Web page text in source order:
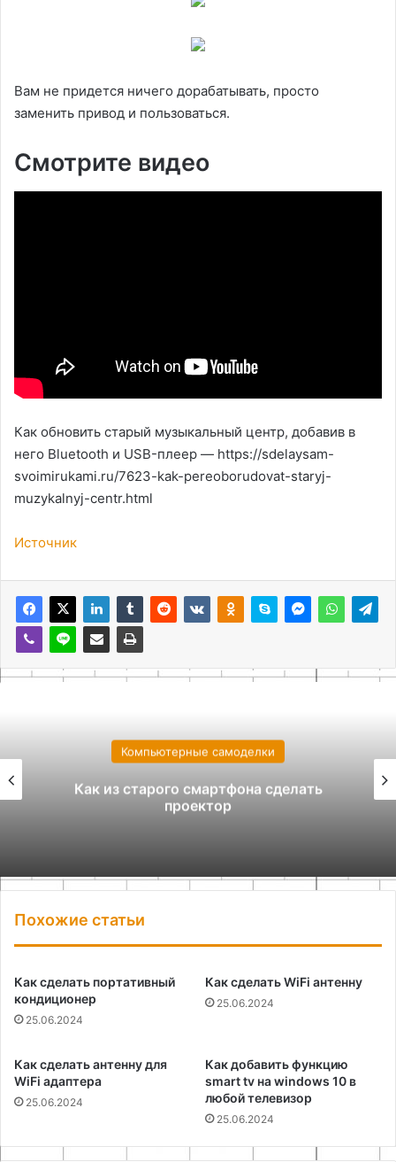
Вам не придется ничего дорабатывать, просто
заменить привод и пользоваться.
Смотрите видео
Как обновить старый музыкальный центр, добавив в
него Bluetooth и USB-плеер — https://sdelaysam-
svoimirukami.ru/7623-kak-pereoborudovat-staryj-
muzykalnyj-centr.html
Источник
Компьютерные самоделки
Как из старого смартфона сделать
проектор
Похожие статьи
Как сделать портативный
кондиционер
25.06.2024
Как сделать WiFi антенну
25.06.2024
Как сделать антенну для
WiFi адаптера
25.06.2024
Как добавить функцию
smart tv на windows 10 в
любой телевизор
25.06.2024